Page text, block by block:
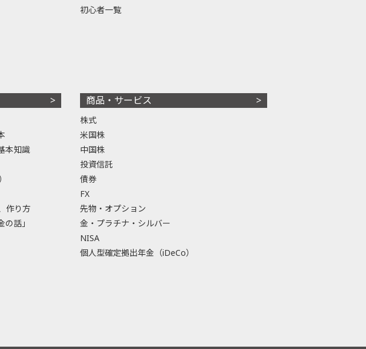
初心者一覧
本知識
作り方
話」
商品・サービス
株式
米国株
中国株
投資信託
債券
FX
先物・オプション
金・プラチナ・シルバー
NISA
個人型確定拠出年金（iDeCo）